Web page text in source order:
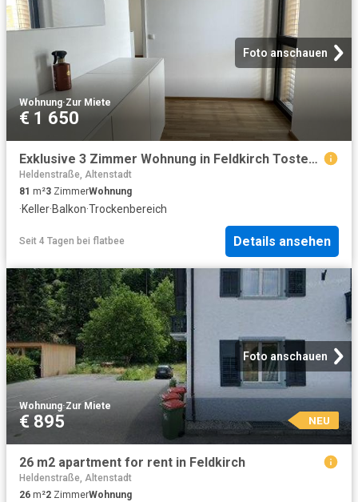
Foto anschauen
Wohnung·Zur Miete
€ 1 650
Exklusive 3 Zimmer Wohnung in Feldkirch Tosters mit wundervoller Aussicht
Heldenstraße, Altenstadt
81 m²3 ZimmerWohnung
·Keller·Balkon·Trockenbereich
Seit 4 Tagen bei flatbee Details ansehen
Foto anschauen
Wohnung·Zur Miete
€ 895 NEU
26 m2 apartment for rent in Feldkirch
Heldenstraße, Altenstadt
26 m²2 ZimmerWohnung